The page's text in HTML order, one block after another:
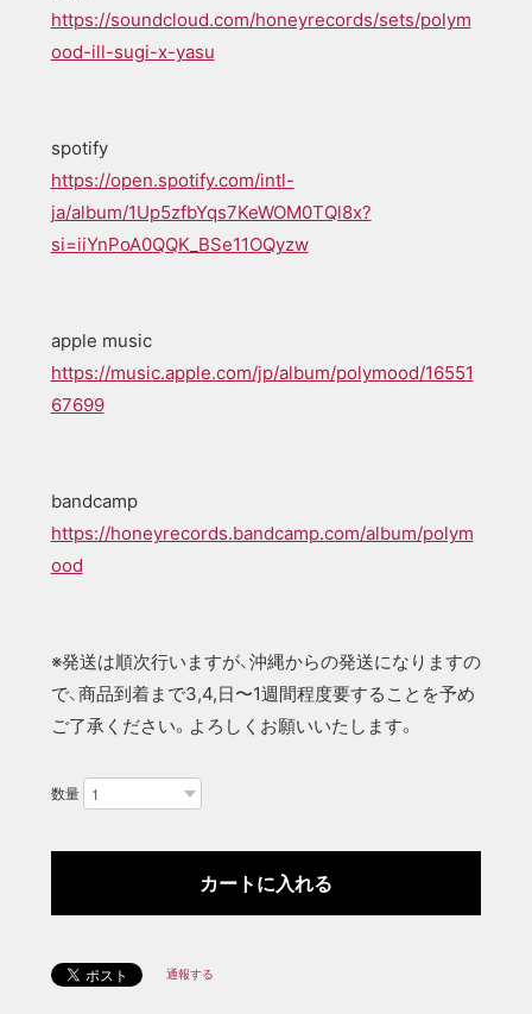
https://soundcloud.com/honeyrecords/sets/polym
ood-ill-sugi-x-yasu
spotify
https://open.spotify.com/intl-
ja/album/1Up5zfbYqs7KeWOM0TQl8x?
si=iiYnPoA0QQK_BSe11OQyzw
apple music
https://music.apple.com/jp/album/polymood/16551
67699
bandcamp
https://honeyrecords.bandcamp.com/album/polym
ood
※発送は順次行いますが、沖縄からの発送になりますの
で、商品到着まで3,4,日〜1週間程度要することを予め
ご了承ください。よろしくお願いいたします。
数量
通報する